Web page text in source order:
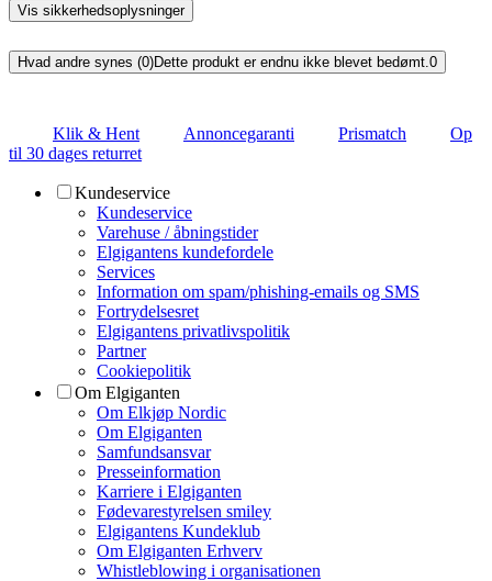
Vis sikkerhedsoplysninger
Hvad andre synes (0)Dette produkt er endnu ikke blevet bedømt. 0
Klik & Hent Annoncegaranti Prismatch
Op
til 30 dages returret
Kundeservice
Kundeservice
Varehuse / åbningstider
Elgigantens kundefordele
Services
Information om spam/phishing-emails og SMS
Fortrydelsesret
Elgigantens privatlivspolitik
Partner
Cookiepolitik
Om Elgiganten
Om Elkjøp Nordic
Om Elgiganten
Samfundsansvar
Presseinformation
Karriere i Elgiganten
Fødevarestyrelsen smiley
Elgigantens Kundeklub
Om Elgiganten Erhverv
Whistleblowing i organisationen